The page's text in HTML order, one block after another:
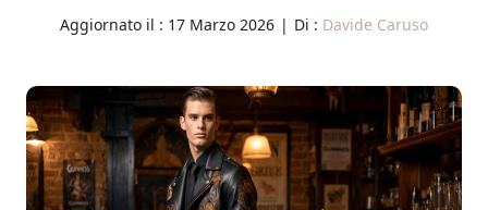
Aggiornato il : 17 Marzo 2026 | Di : Davide Caruso